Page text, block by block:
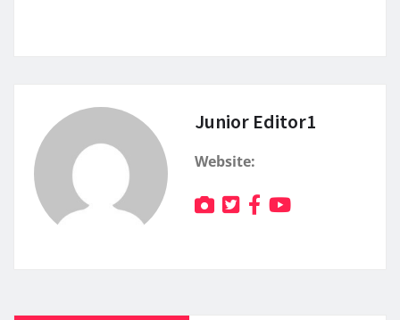
Junior Editor1
Website: